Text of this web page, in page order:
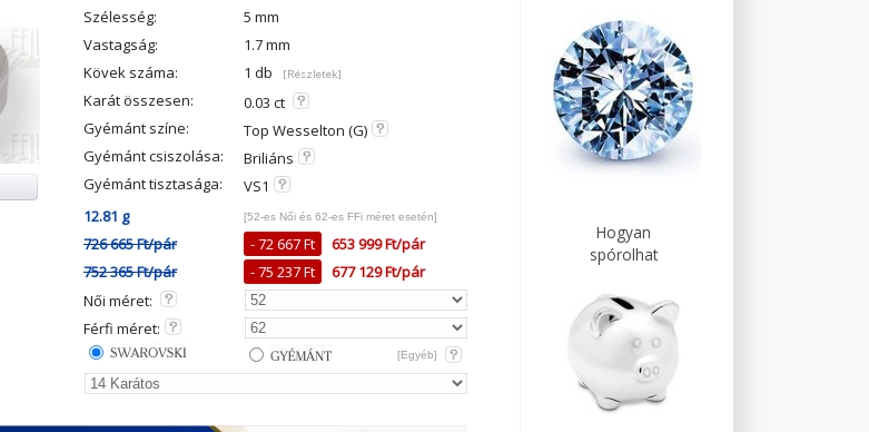
Szélesség:
5 mm
Vastagság:
1.7 mm
Kövek száma:
1 db [Részletek]
Karát összesen:
0.03 ct
Gyémánt színe:
Top Wesselton (G)
Gyémánt csiszolása:
Briliáns
Gyémánt tisztasága:
VS1
12.81 g [52-es Női és 62-es FFi méret esetén]
726 665 Ft/pár - 72 667 Ft
653 999 Ft/pár
752 365 Ft/pár - 75 237 Ft
677 129 Ft/pár
Női méret:
Férfi méret:
[Egyéb]
Hogyan
spórolhat